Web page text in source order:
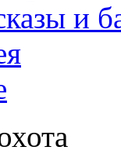
и